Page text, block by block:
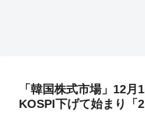
「韓国株式市場」12月
KOSPI下げて始まり「